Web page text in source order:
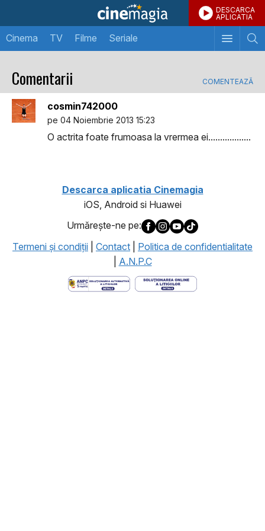
DESCARCA
APLICATIA
Cinema TV Filme Seriale
Comentarii COMENTEAZĂ
cosmin742000
pe 04 Noiembrie 2013 15:23
O actrita foate frumoasa la vrermea ei..................
Descarca aplicatia Cinemagia
iOS, Android si Huawei
Urmăreşte-ne pe:
Termeni şi condiţii
Contact
Politica de confidentialitate
A.N.P.C